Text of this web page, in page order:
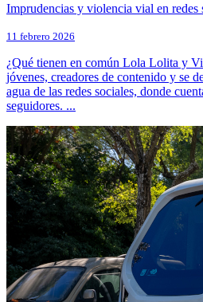
Imprudencias y violencia vial en redes
11 febrero 2026
¿Qué tienen en común Lola Lolita y
jóvenes, creadores de contenido y se
agua de las redes sociales, donde
seguidores. ...